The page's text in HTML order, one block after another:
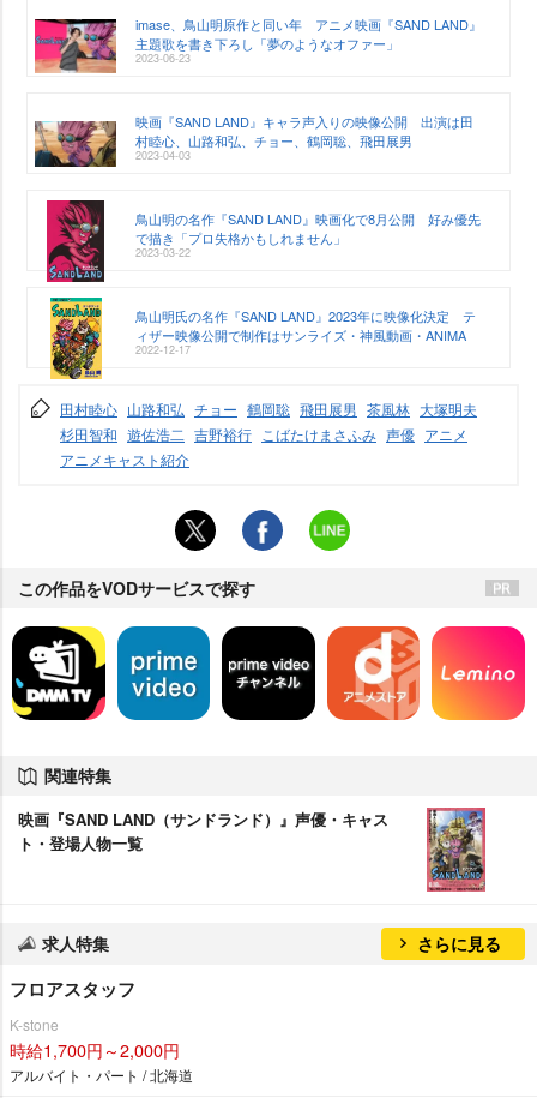
imase、鳥山明原作と同い年 アニメ映画『SAND LAND』
主題歌を書き下ろし「夢のようなオファー」
2023-06-23
映画『SAND LAND』キャラ声入りの映像公開 出演は田
村睦心、山路和弘、チョー、鶴岡聡、飛田展男
2023-04-03
鳥山明の名作『SAND LAND』映画化で8月公開 好み優先
で描き「プロ失格かもしれません」
2023-03-22
鳥山明氏の名作『SAND LAND』2023年に映像化決定 テ
ィザー映像公開で制作はサンライズ・神風動画・ANIMA
2022-12-17
田村睦心 山路和弘 チョー 鶴岡聡 飛田展男 茶風林 大塚明夫
杉田智和 遊佐浩二 吉野裕行 こばたけまさふみ 声優 アニメ
アニメキャスト紹介
この作品をVODサービスで探す
関連特集
映画『SAND LAND（サンドランド）』声優・キャス
ト・登場人物一覧
求人特集 さらに見る
フロアスタッフ
K-stone
時給1,700円～2,000円
アルバイト・パート / 北海道